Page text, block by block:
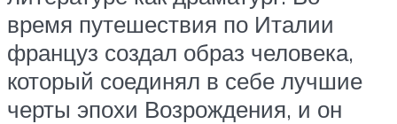
время путешествия по Италии
француз создал образ человека,
который соединял в себе лучшие
черты эпохи Возрождения, и он